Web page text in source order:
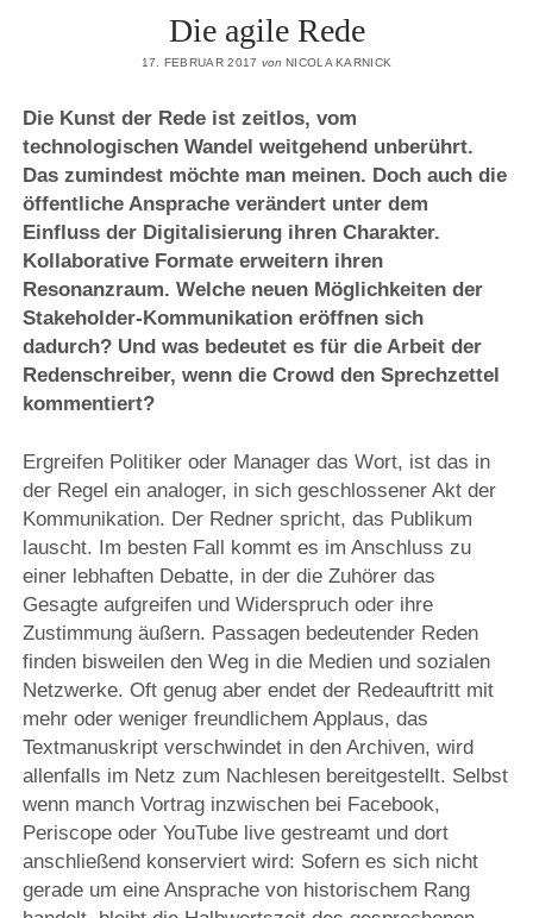
Die agile Rede
17. FEBRUAR 2017 von NICOLA KARNICK
Die Kunst der Rede ist zeitlos, vom
technologischen Wandel weitgehend unberührt.
Das zumindest möchte man meinen. Doch auch die
öffentliche Ansprache verändert unter dem
Einfluss der Digitalisierung ihren Charakter.
Kollaborative Formate erweitern ihren
Resonanzraum. Welche neuen Möglichkeiten der
Stakeholder-Kommunikation eröffnen sich
dadurch? Und was bedeutet es für die Arbeit der
Redenschreiber, wenn die Crowd den Sprechzettel
kommentiert?
Ergreifen Politiker oder Manager das Wort, ist das in
der Regel ein analoger, in sich geschlossener Akt der
Kommunikation. Der Redner spricht, das Publikum
lauscht. Im besten Fall kommt es im Anschluss zu
einer lebhaften Debatte, in der die Zuhörer das
Gesagte aufgreifen und Widerspruch oder ihre
Zustimmung äußern. Passagen bedeutender Reden
finden bisweilen den Weg in die Medien und sozialen
Netzwerke. Oft genug aber endet der Redeauftritt mit
mehr oder weniger freundlichem Applaus, das
Textmanuskript verschwindet in den Archiven, wird
allenfalls im Netz zum Nachlesen bereitgestellt. Selbst
wenn manch Vortrag inzwischen bei Facebook,
Periscope oder YouTube live gestreamt und dort
anschließend konserviert wird: Sofern es sich nicht
gerade um eine Ansprache von historischem Rang